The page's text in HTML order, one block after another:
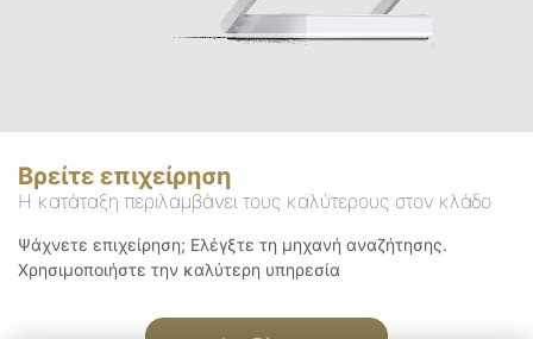
Βρείτε επιχείρηση
Η κατάταξη περιλαμβάνει τους καλύτερους στον κλάδο
Ψάχνετε επιχείρηση; Ελέγξτε τη μηχανή αναζήτησης.
Χρησιμοποιήστε την καλύτερη υπηρεσία